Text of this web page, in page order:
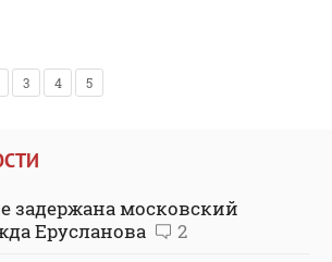
3 4 5
задержана московский
Ерусланова
2